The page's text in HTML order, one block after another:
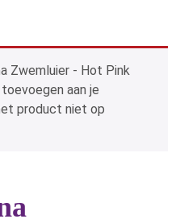
Zwemluier - Hot Pink
aan je
product niet op